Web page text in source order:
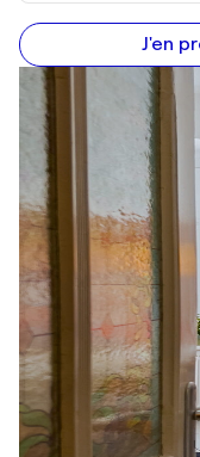
J'en